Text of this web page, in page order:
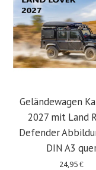
Geländewagen
2027 mit Land
Defender
DIN A3
24,95€